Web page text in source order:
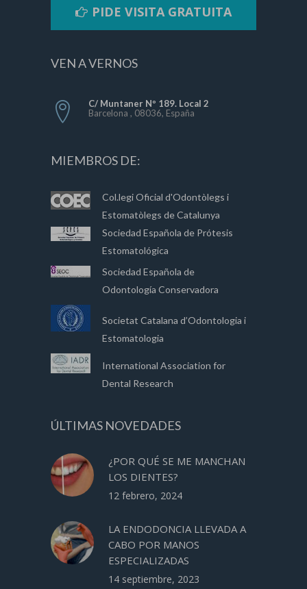
PIDE VISITA GRATUITA
VEN A VERNOS
C/ Muntaner Nº 189. Local 2
Barcelona , 08036, España
MIEMBROS DE:
Col.legi Oficial d'Odontòlegs i
Estomatòlegs de Catalunya
Sociedad Española de Prótesis
Estomatológica
Sociedad Española de
Odontología Conservadora
Societat Catalana d’Odontologia i
Estomatologia
International Association for
Dental Research
ÚLTIMAS NOVEDADES
¿POR QUÉ SE ME MANCHAN
LOS DIENTES?
12 febrero, 2024
LA ENDODONCIA LLEVADA A
CABO POR MANOS
ESPECIALIZADAS
14 septiembre, 2023